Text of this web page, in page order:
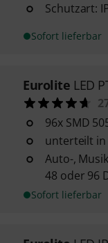
Schutzart:
Sofort lieferbar
Eurolite LED
96x SMD
unterteilt in
Auto-,
48 oder 96
Sofort lieferbar